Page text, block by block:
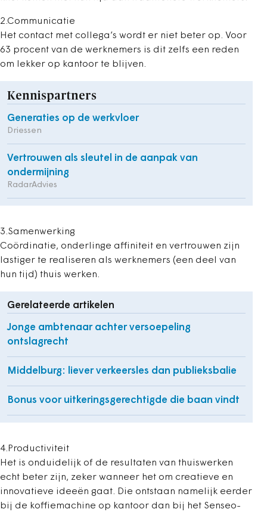
2.Communicatie
Het contact met collega’s wordt er niet beter op. Voor
63 procent van de werknemers is dit zelfs een reden
om lekker op kantoor te blijven.
Kennispartners
Generaties op de werkvloer
Driessen
Vertrouwen als sleutel in de aanpak van
ondermijning
RadarAdvies
3.Samenwerking
Coördinatie, onderlinge affiniteit en vertrouwen zijn
lastiger te realiseren als werknemers (een deel van
hun tijd) thuis werken.
Gerelateerde artikelen
Jonge ambtenaar achter versoepeling
ontslagrecht
Middelburg: liever verkeersles dan publieksbalie
Bonus voor uitkeringsgerechtigde die baan vindt
4.Productiviteit
Het is onduidelijk of de resultaten van thuiswerken
echt beter zijn, zeker wanneer het om creatieve en
innovatieve ideeën gaat. Die ontstaan namelijk eerder
bij de koffiemachine op kantoor dan bij het Senseo-